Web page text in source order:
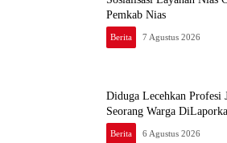
Pemkab Nias
Berita 7 Agustus 2026
Diduga Lecehkan Profesi
Seorang Warga
Berita 6 Agustus 2026